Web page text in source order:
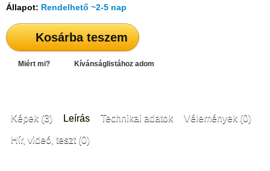
Állapot: Rendelhető ~2-5 nap
Kosárba teszem
Miért mi? Kívánságlistához adom
Képek (3) Leírás Technikai adatok Vélemények (0)
Hír, videó, teszt (0)